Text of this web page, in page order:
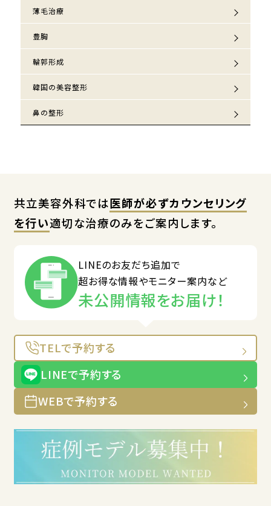
薄毛治療
豊胸
輪郭形成
韓国の美容整形
鼻の整形
共立美容外科では医師が必ずカウンセリング
を行い適切な治療のみをご案内します。
LINEのお友だち追加で
超お得な情報やモニター案内など
未公開情報をお届け！
TELで予約する
LINEで予約する
WEBで予約する